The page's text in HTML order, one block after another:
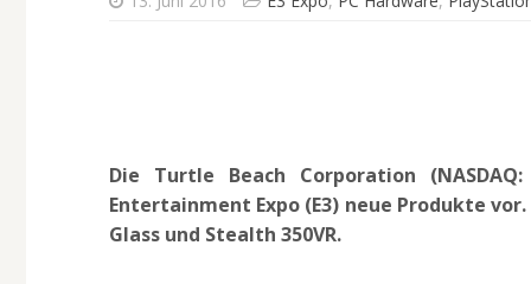
Die Turtle Beach Corporation
Entertainment Expo (E3) neue Produkte
Glass und Stealth 350VR.